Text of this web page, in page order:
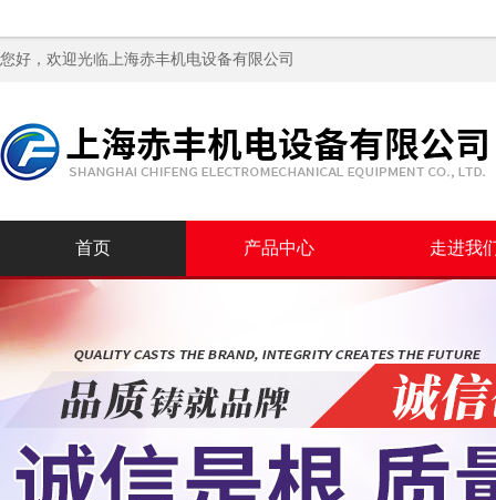
您好，欢迎光临上海赤丰机电设备有限公司
首页 产品中心 走进我